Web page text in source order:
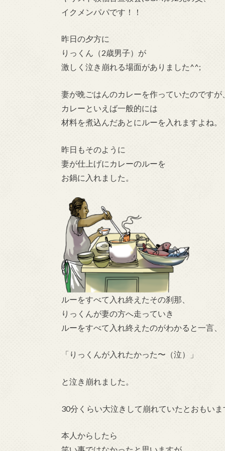
イクメンパパです！！
昨日の夕方に
りっくん（2歳男子）が
激しく泣き崩れる場面がありました^^;
妻が晩ごはんのカレーを作っていたのですが
カレーといえば一般的には
材料を煮込んだあとにルーを入れますよね。
昨日もそのように
妻が仕上げにカレーのルーを
お鍋に入れました。
ルーをすべて入れ終えたその刹那、
りっくんが妻の方へ走っていき
ルーをすべて入れ終えたのがわかると一言、
「りっくんが入れたかった〜（泣）」
と泣き崩れました。
30分くらい大泣きして崩れていたとおもい
本人からしたら